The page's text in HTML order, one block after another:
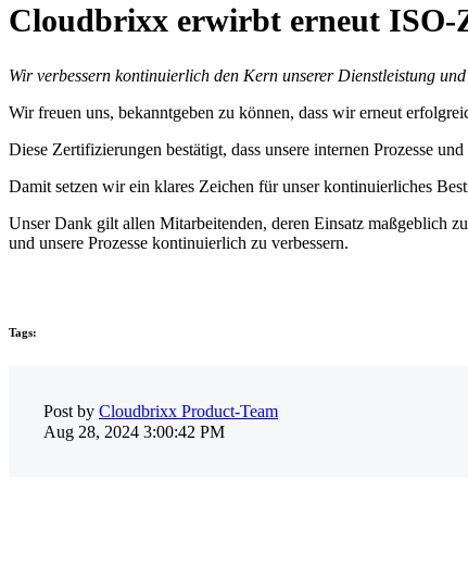
Cloudbrixx erwirbt erneut ISO-
Wir verbessern kontinuierlich den Kern unserer Dienstleistung
Wir freuen uns, bekanntgeben zu können, dass wir erneut
Diese Zertifizierungen bestätigt, dass unsere internen Prozesse
Damit setzen wir ein klares Zeichen für unser kontinuierliches
Unser Dank gilt allen Mitarbeitenden, deren Einsatz maßgeblich
und unsere Prozesse kontinuierlich zu verbessern.
Tags:
Post by Cloudbrixx Product-Team
Aug 28, 2024 3:00:42 PM